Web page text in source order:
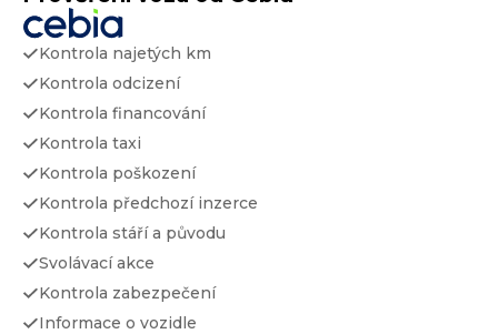
Kontrola najetých km
Kontrola odcizení
Kontrola financování
Kontrola taxi
Kontrola poškození
Kontrola předchozí inzerce
Kontrola stáří a původu
Svolávací akce
Kontrola zabezpečení
Informace o vozidle